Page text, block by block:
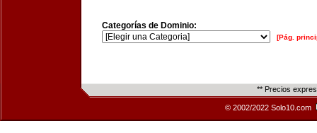
Categorías de Dominio:
[Pág.
** Precios
© 2002/2022 Solo10.com